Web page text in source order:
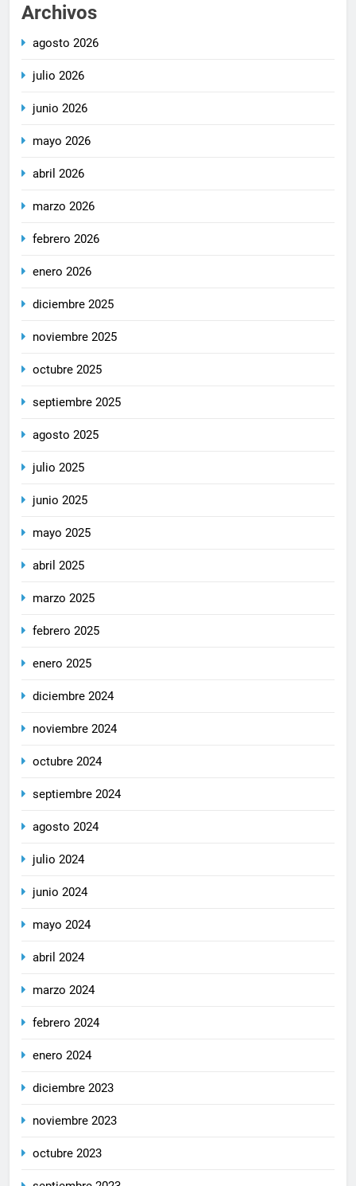
Archivos
agosto 2026
julio 2026
junio 2026
mayo 2026
abril 2026
marzo 2026
febrero 2026
enero 2026
diciembre 2025
noviembre 2025
octubre 2025
septiembre 2025
agosto 2025
julio 2025
junio 2025
mayo 2025
abril 2025
marzo 2025
febrero 2025
enero 2025
diciembre 2024
noviembre 2024
octubre 2024
septiembre 2024
agosto 2024
julio 2024
junio 2024
mayo 2024
abril 2024
marzo 2024
febrero 2024
enero 2024
diciembre 2023
noviembre 2023
octubre 2023